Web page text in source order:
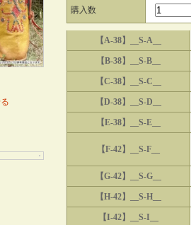
購入数
【A-38】__S-A__
【B-38】__S-B__
【C-38】__S-C__
【D-38】__S-D__
【E-38】__S-E__
【F-42】__S-F__
【G-42】__S-G__
【H-42】__S-H__
【I-42】__S-I__